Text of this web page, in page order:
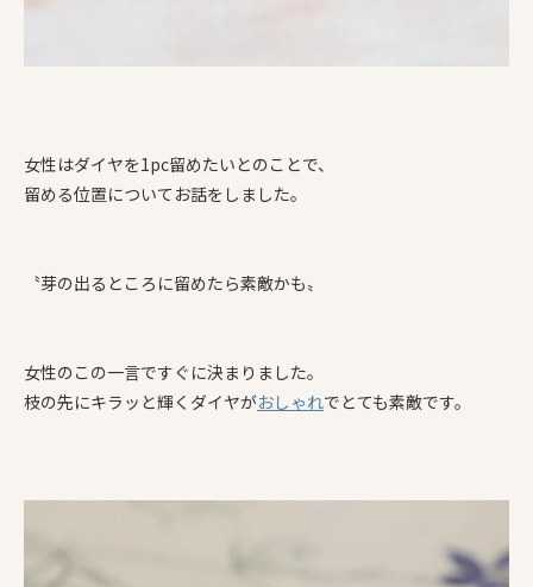
女性はダイヤを1pc留めたいとのことで、
留める位置についてお話をしました。
〝芽の出るところに留めたら素敵かも〟
女性のこの一言ですぐに決まりました。
枝の先にキラッと輝くダイヤがおしゃれでとても素敵です。